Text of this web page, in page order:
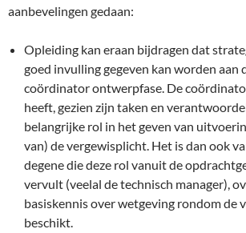
aanbevelingen gedaan:
Opleiding kan eraan bijdragen dat
goed invulling gegeven kan worden aan
coördinator ontwerpfase. De
heeft, gezien zijn taken en
belangrijke rol in het geven van
van) de vergewisplicht. Het is dan ook
degene die deze rol vanuit de
vervult (veelal de technisch manager),
basiskennis over wetgeving rondom de
beschikt.